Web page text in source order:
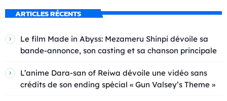
ARTICLES RÉCENTS
Le film Made in Abyss: Mezameru Shinpi dévoile sa
bande-annonce, son casting et sa chanson principale
L’anime Dara-san of Reiwa dévoile une vidéo sans
crédits de son ending spécial « Gun Valsey’s Theme »